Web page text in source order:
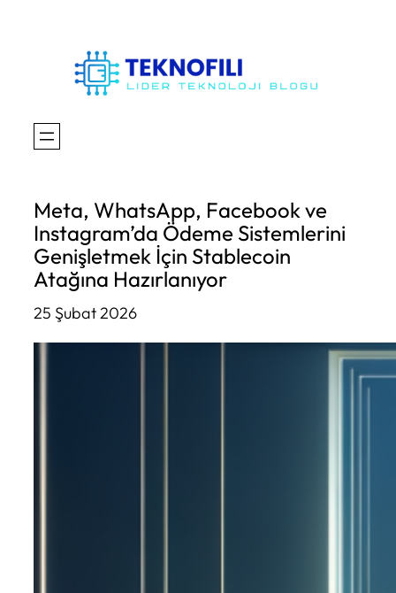
Meta, WhatsApp, Facebook ve
Instagram’da Ödeme Sistemlerini
Genişletmek İçin Stablecoin
Atağına Hazırlanıyor
25 Şubat 2026